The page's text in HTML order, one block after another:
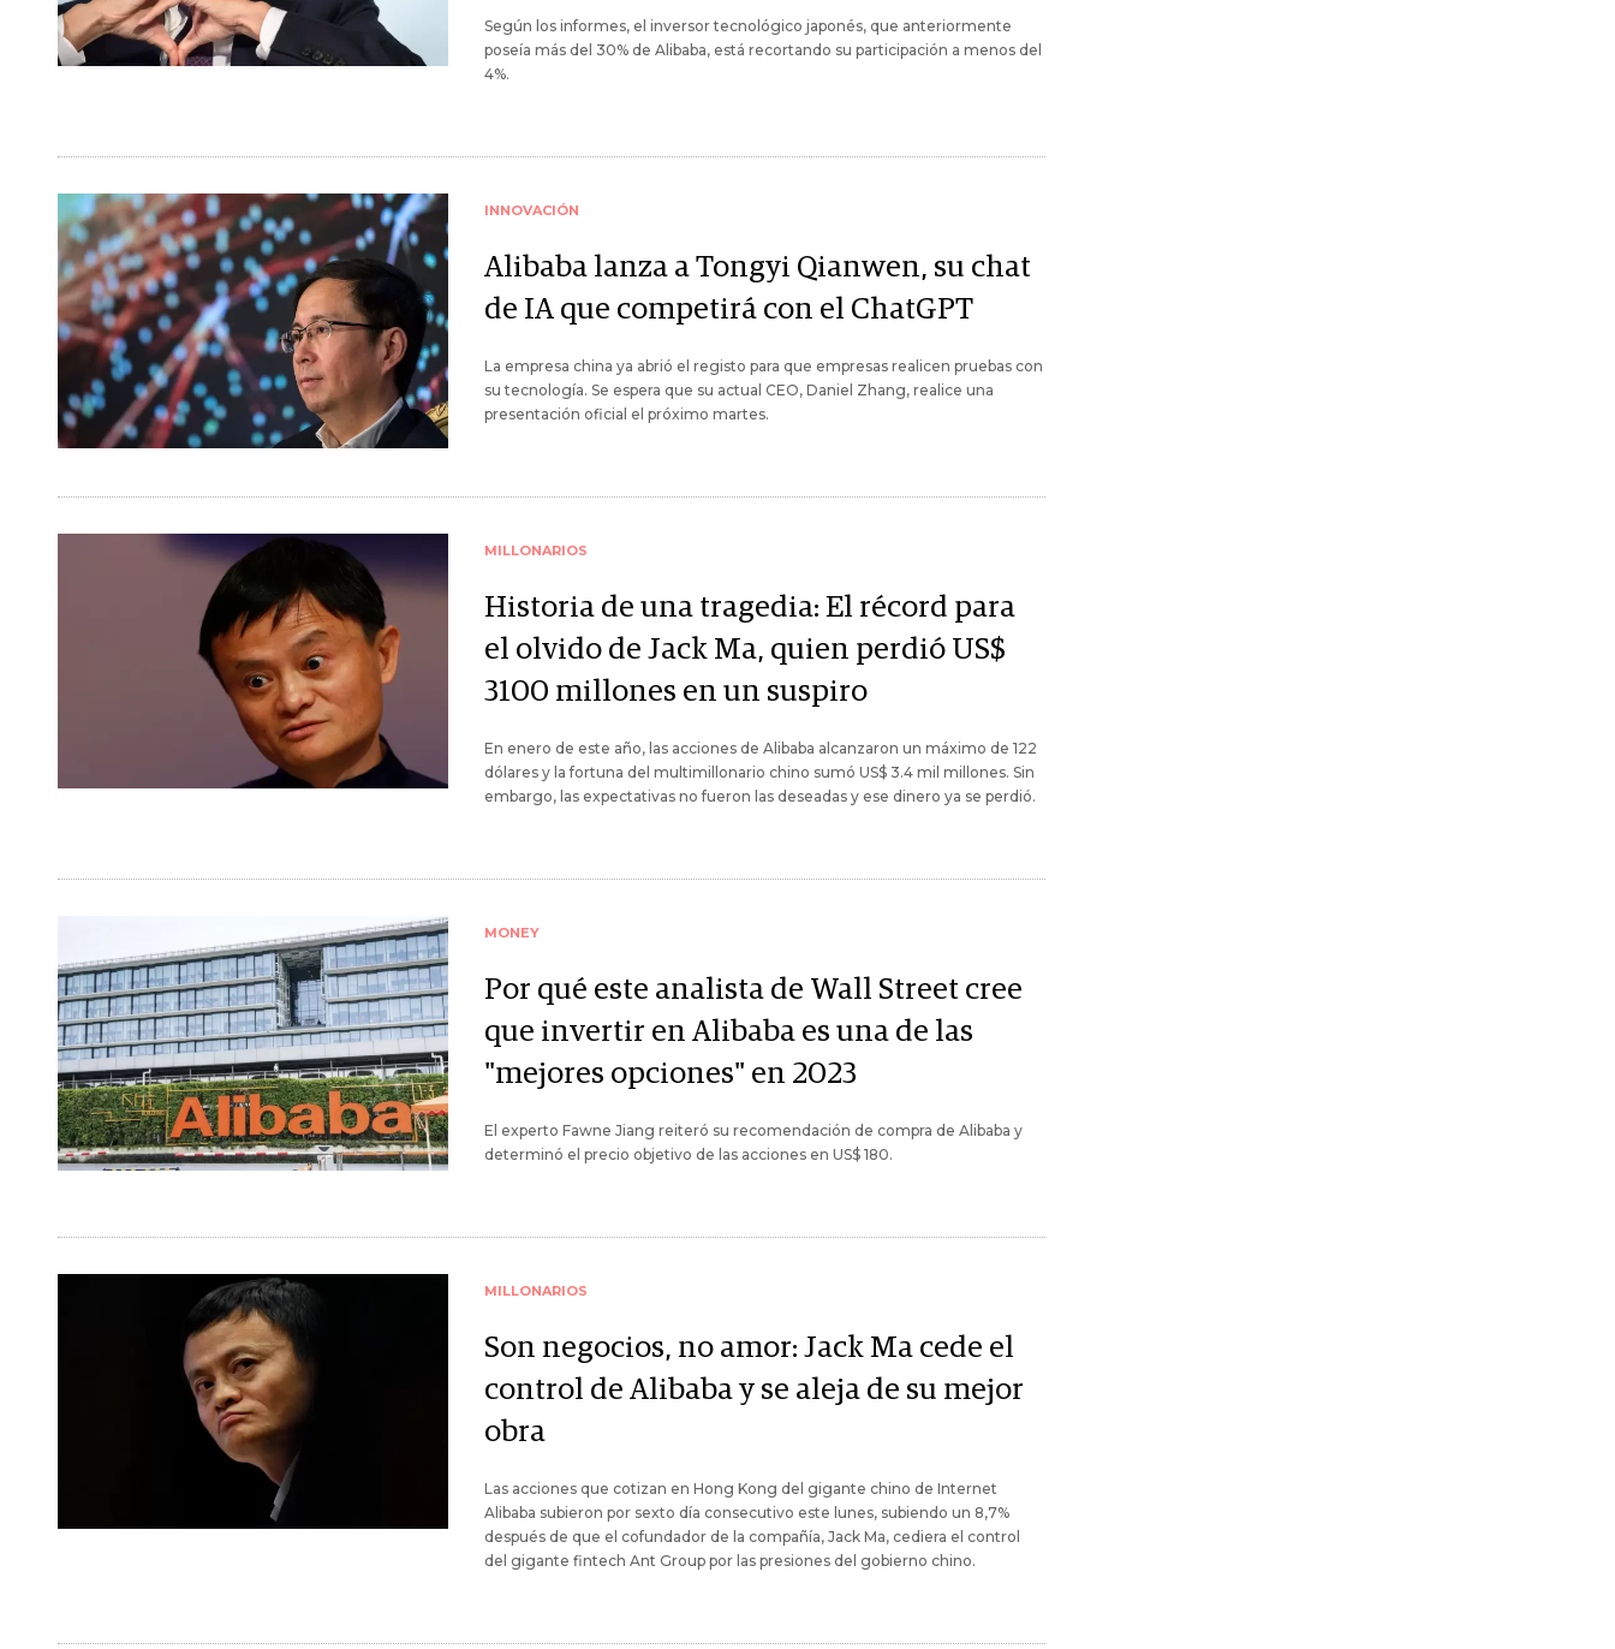
Según los informes, el inversor tecnológico japonés, que anteriormente
poseía más del 30% de Alibaba, está recortando su participación a menos del
4%.
INNOVACIÓN
Alibaba lanza a Tongyi Qianwen, su chat
de IA que competirá con el ChatGPT
La empresa china ya abrió el registo para que empresas realicen pruebas con
su tecnología. Se espera que su actual CEO, Daniel Zhang, realice una
presentación oficial el próximo martes.
MILLONARIOS
Historia de una tragedia: El récord para
el olvido de Jack Ma, quien perdió US$
3100 millones en un suspiro
En enero de este año, las acciones de Alibaba alcanzaron un máximo de 122
dólares y la fortuna del multimillonario chino sumó US$ 3.4 mil millones. Sin
embargo, las expectativas no fueron las deseadas y ese dinero ya se perdió.
MONEY
Por qué este analista de Wall Street cree
que invertir en Alibaba es una de las
"mejores opciones" en 2023
El experto Fawne Jiang reiteró su recomendación de compra de Alibaba y
determinó el precio objetivo de las acciones en US$ 180.
MILLONARIOS
Son negocios, no amor: Jack Ma cede el
control de Alibaba y se aleja de su mejor
obra
Las acciones que cotizan en Hong Kong del gigante chino de Internet
Alibaba subieron por sexto día consecutivo este lunes, subiendo un 8,7%
después de que el cofundador de la compañía, Jack Ma, cediera el control
del gigante fintech Ant Group por las presiones del gobierno chino.